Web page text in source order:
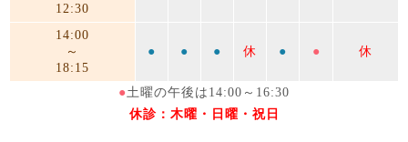
12:30
14:00
～
18:15
● ● ● 休 ● ● 休
●土曜の午後は14:00～16:30
休診：木曜・日曜・祝日